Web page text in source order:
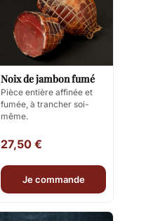
Noix de jambon fumé
Pièce entière affinée et
fumée, à trancher soi-
même.
27,50 €
Je commande